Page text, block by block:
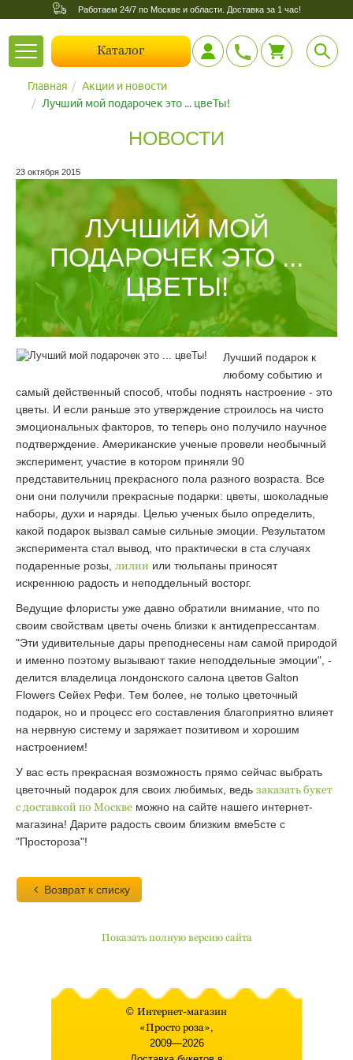
Работаем 24/7 по Москве и области. Доставка за 1 час!
Toggle
navigation
Каталог
Главная
Акции и новости
Лучший мой подарочек это ... цвеТы!
НОВОСТИ
23 октября 2015
ЛУЧШИЙ МОЙ
ПОДАРОЧЕК ЭТО ...
ЦВЕТЫ!
Лучший подарок к
любому событию и
самый действенный способ, чтобы поднять настроение - это
цветы. И если раньше это утверждение строилось на чисто
эмоциональных факторов, то теперь оно получило научное
подтверждение. Американские ученые провели необычный
эксперимент, участие в котором приняли 90
представительниц прекрасного пола разного возраста. Все
они они получили прекрасные подарки: цветы, шоколадные
наборы, духи и наряды. Целью ученых было определить,
какой подарок вызвал самые сильные эмоции. Результатом
эксперимента стал вывод, что практически в ста случаях
подаренные розы, лилии или тюльпаны приносят
искреннюю радость и неподдельный восторг.
Ведущие флористы уже давно обратили внимание, что по
своим свойствам цветы очень близки к антидепрессантам.
"Эти удивительные дары преподнесены нам самой природой
и именно поэтому вызывают такие неподдельные эмоции", -
делится владелица лондонского салона цветов Galton
Flowers Сейех Рефи. Тем более, не только цветочный
подарок, но и процесс его составления благоприятно влияет
на нервную систему и заряжает позитивом и хорошим
настроением!
У вас есть прекрасная возможность прямо сейчас выбрать
цветочный подарок для своих любимых, ведь заказать букет
с доставкой по Москве можно на сайте нашего интернет-
магазина! Дарите радость своим близким вме5сте с
"Простороза"!
Возврат к списку
Показать полную версию сайта
© Интернет-магазин
«Просто роза»,
2009—2026